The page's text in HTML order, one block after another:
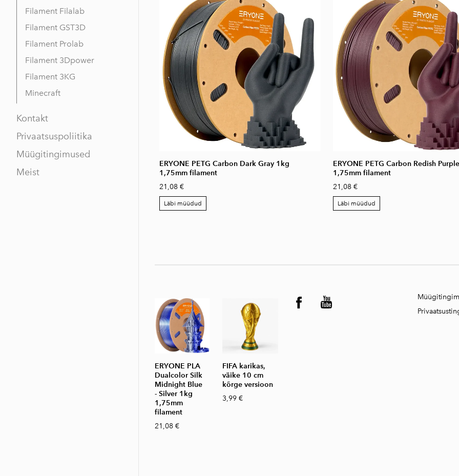
Filament Filalab
Filament GST3D
Filament Prolab
Filament 3Dpower
Filament 3KG
Minecraft
Kontakt
Privaatsuspoliitika
Müügitingimused
Meist
ERYONE PETG Carbon Dark Gray 1kg
1,75mm filament
21,08 €
Läbi müüdud
ERYONE PETG Carbon Redish
1,75mm filament
21,08 €
Läbi müüdud
ERYONE PLA
Dualcolor Silk
Midnight Blue
- Silver 1kg
1,75mm
filament
21,08 €
FIFA karikas,
väike 10 cm
kõrge versioon
3,99 €